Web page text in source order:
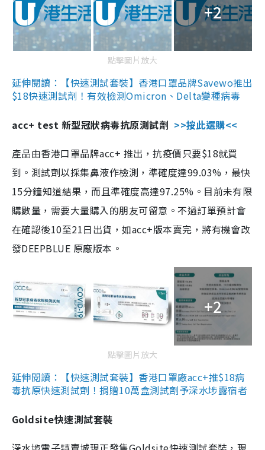
+2
點擊圖片放大
延伸閱讀：【快速測試套裝】香港口罩品牌Savewo推出
$18快速測試劑！有效檢測Omicron、Delta變種病毒
acc+ test 新型冠狀病毒抗原測試劑 >>按此選購<<
產品由香港口罩品牌acc+ 推出，抗疫價只要$18就買
到。測試劑以採集鼻液作檢測，準確度達99.03%，最快
15分鐘知道結果，而且準確度高達97.25%。目前未有限
購數量，需要大量購入的朋友可留意。不過訂單預計會
在確認後10至21日出貨，如acc+版本賣完，將有機會改
發DEEPBLUE 原廠版本。
+2
點擊圖片放大
延伸閱讀：【快速測試套裝】香港口罩廠acc+推$18病
毒抗原快速測試劑！捐贈10萬盒測試劑予深水埗露宿者
Goldsite快速測試套裝